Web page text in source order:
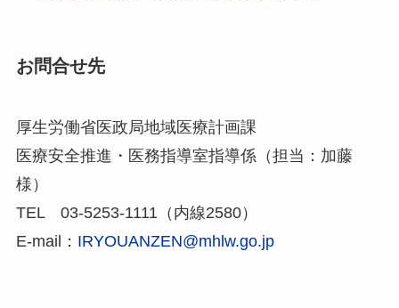
お問合せ先
厚生労働省医政局地域医療計画課
医療安全推進・医務指導室指導係（担当：加藤
様）
TEL 03-5253-1111（内線2580）
E-mail： IRYOUANZEN@mhlw.go.jp